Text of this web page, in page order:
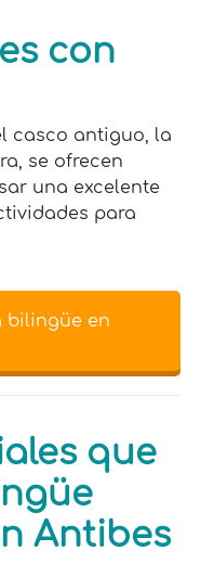
con
casco antiguo, la
se ofrecen
una excelente
para
bilingüe en
que
Antibes